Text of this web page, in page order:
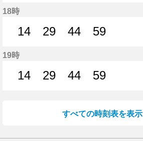
18時
14
29
44
59
19時
14
29
44
59
すべての時刻表を表示